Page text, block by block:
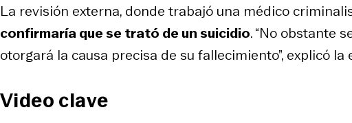
La revisión externa, donde trabajó una médico
confirmaría que se trató de un suicidio. “No obstante
otorgará la causa precisa de su fallecimiento”, explicó la
Video clave